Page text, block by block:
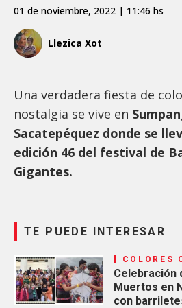
Llezica Xot
01 de noviembre, 2022 | 11:46 hs
Una verdadera fiesta de
nostalgia se vive en
Sacatepéquez donde se
edición 46 del festival de
Gigantes.
TE PUEDE INTERESAR
COLORES
Celebración
Muertos en
con